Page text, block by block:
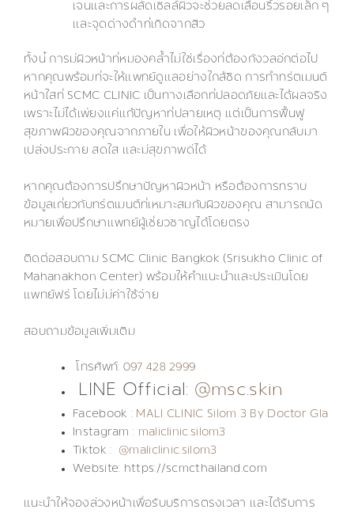
เจนและการผลัดเซลล์ผิวจะช่วยลดเลือนริ้วรอยเล็ก ๆ
และจุดด่างดำที่เกิดจากสิว
ทั้งนี้ การมีผิวหน้าที่หมองคล้ำไม่ใช่เรื่องที่ต้องกังวลอีกต่อไป
หากคุณพร้อมที่จะให้แพทย์ดูแลอย่างใกล้ชิด การทำทรีตเมนต์
หน้าใสที่ SCMC CLINIC เป็นทางเลือกที่ปลอดภัยและได้ผลจริง
เพราะไม่ได้เพียงแค่แก้ปัญหาที่ปลายเหตุ แต่เป็นการฟื้นฟู
สุขภาพผิวของคุณจากภายใน เพื่อให้ผิวหน้าของคุณกลับมา
เปล่งประกาย สดใส และมีสุขภาพดีได้
หากคุณต้องการปรึกษาปัญหาผิวหน้า หรือต้องการทราบ
ข้อมูลเกี่ยวกับทรีตเมนต์ที่เหมาะสมกับผิวของคุณ สามารถนัด
หมายเพื่อปรึกษาแพทย์ผู้เชี่ยวชาญได้โดยตรง
ติดต่อสอบถาม SCMC Clinic Bangkok (Srisukho Clinic of
Mahanakhon Center) พร้อมให้คำแนะนำและประเมินโดย
แพทย์ฟรี โดยไม่มีค่าใช้จ่าย
สอบถามข้อมูลเพิ่มเติม
โทรศัพท์: 097 428 2999
LINE Official: @msc.skin
Facebook : MALI CLINIC Silom 3 By Doctor Gla
Instagram : maliclinic.silom3
Tiktok : @maliclinic.silom3
Website: https://scmcthailand.com
แนะนำให้จองล่วงหน้าเพื่อรับบริการตรงเวลา และได้รับการ